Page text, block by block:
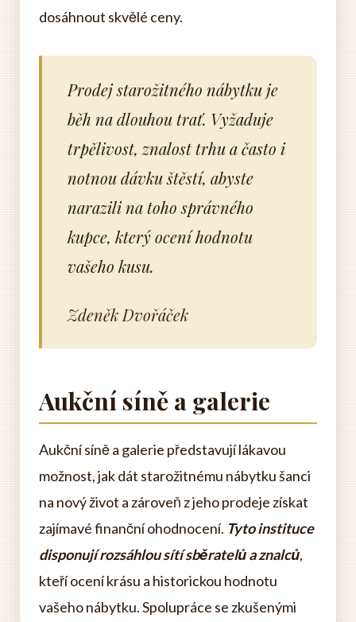
dosáhnout skvělé ceny.
Prodej starožitného nábytku je
běh na dlouhou trať. Vyžaduje
trpělivost, znalost trhu a často i
notnou dávku štěstí, abyste
narazili na toho správného
kupce, který ocení hodnotu
vašeho kusu.
Zdeněk Dvořáček
Aukční síně a galerie
Aukční síně a galerie představují lákavou
možnost, jak dát starožitnému nábytku šanci
na nový život a zároveň z jeho prodeje získat
zajímavé finanční ohodnocení. Tyto instituce
disponují rozsáhlou sítí sběratelů a znalců,
kteří ocení krásu a historickou hodnotu
vašeho nábytku. Spolupráce se zkušenými